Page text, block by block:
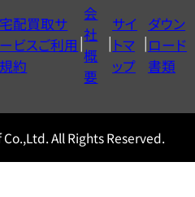
宅配買取サ
ービスご利用
規約
会
社
概
要
サイ
トマ
ップ
ダウン
ロード
書類
All Rights Reserved.